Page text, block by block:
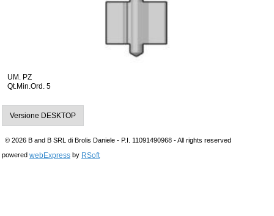
UM. PZ
Qt.Min.Ord. 5
Versione DESKTOP
© 2026 B and B SRL di Brolis Daniele - P.I. 11091490968 - All rights reserved
powered webExpress by RSoft